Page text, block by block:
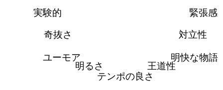
緊張感
対立性
明快な物語
王道性
テンポの良さ
明るさ
ユーモア
奇抜さ
実験的